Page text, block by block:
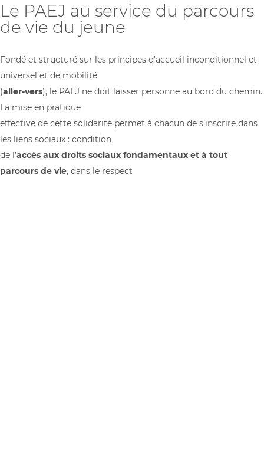
Le PAEJ au service du parcours
de vie du jeune
Fondé et structuré sur les principes d’accueil inconditionnel et
universel et de mobilité
(aller-vers), le PAEJ ne doit laisser personne au bord du chemin.
La mise en pratique
effective de cette solidarité permet à chacun de s’inscrire dans
les liens sociaux : condition
de l’accès aux droits sociaux fondamentaux et à tout
parcours de vie, dans le respect